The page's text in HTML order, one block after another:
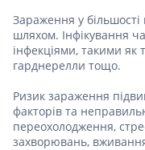
Зараження у більшості
шляхом. Інфікування
інфекціями, такими як
гарднерелли тощо.
Ризик зараження
факторів та
переохолодження,
захворювань,